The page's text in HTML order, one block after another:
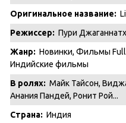
Оригинальное название:
Режиссер: Пури Джаганнатх
Жанр: Новинки, Фильмы Full
Индийские фильмы
В ролях: Майк Тайсон,
Анания Пандей, Ронит Рой...
Страна: Индия